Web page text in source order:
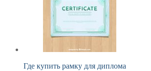
Где купить рамку для диплома